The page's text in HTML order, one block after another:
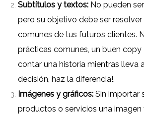
Subtítulos y textos: No pueden
pero su objetivo debe ser
comunes de tus futuros clientes.
prácticas comunes, un buen
contar una historia mientras lleva
decisión, haz la diferencia!.
Imágenes y gráficos: Sin importar
productos o servicios una imagen